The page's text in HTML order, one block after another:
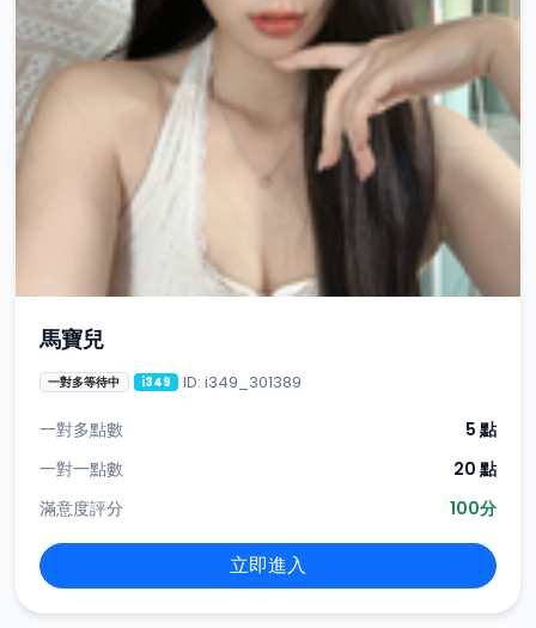
馬寶兒
一對多等待中 i349 ID: i349_301389
一對多點數
5 點
一對一點數
20 點
滿意度評分
100分
立即進入